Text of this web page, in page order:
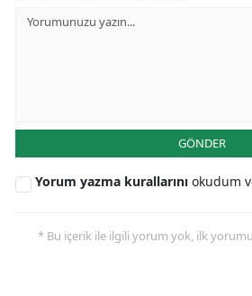
GÖNDER
Yorum yazma kurallarını okudum
* Bu içerik ile ilgili yorum yok, ilk yorumu